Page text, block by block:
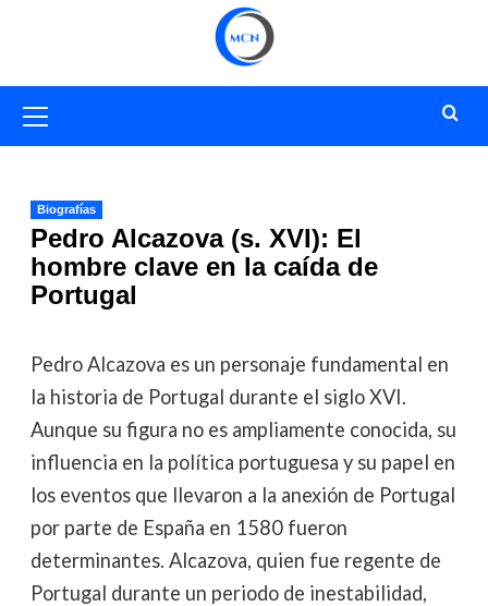
primario
Biografías
Pedro Alcazova (s. XVI): El
hombre clave en la caída de
Portugal
Pedro Alcazova es un personaje fundamental en
la historia de Portugal durante el siglo XVI.
Aunque su figura no es ampliamente conocida, su
influencia en la política portuguesa y su papel en
los eventos que llevaron a la anexión de Portugal
por parte de España en 1580 fueron
determinantes. Alcazova, quien fue regente de
Portugal durante un periodo de inestabilidad,